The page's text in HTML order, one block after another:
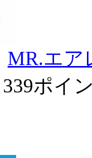
MR.エア
339ポイ